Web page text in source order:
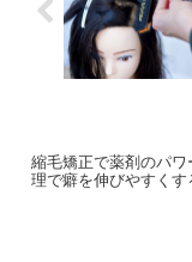
縮毛矯正で薬剤のパ
理で癖を伸びやすくす